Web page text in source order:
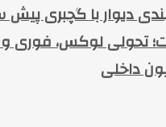
دیوار با گچبری
تحولی لوکس، فوری
داخلی